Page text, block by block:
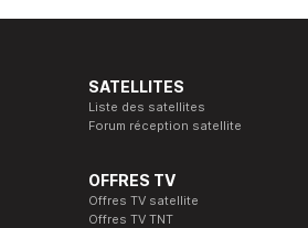
SATELLITES
Liste des satellites
Forum réception satellite
OFFRES TV
Offres TV satellite
Offres TV TNT